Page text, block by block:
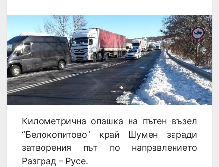
Километрична опашка на пътен възел
“Белокопитово” край Шумен заради
затворения път по направлението
Разград – Русе.